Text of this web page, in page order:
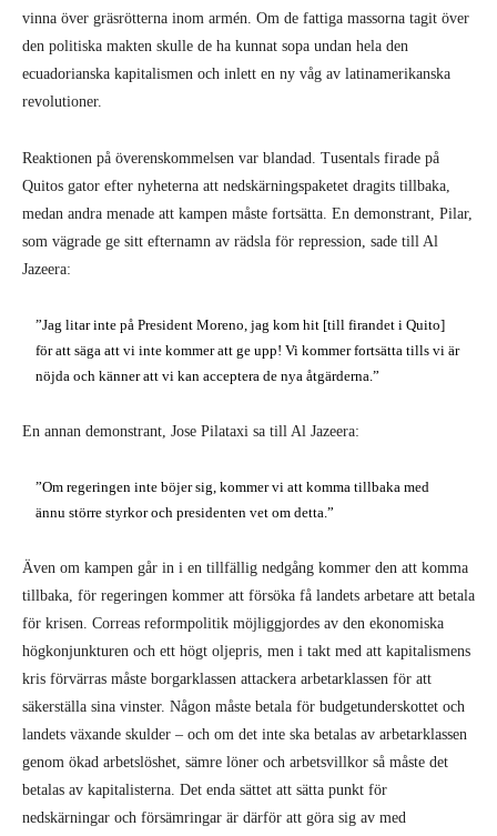
vinna över gräsrötterna inom armén. Om de fattiga massorna tagit över
den politiska makten skulle de ha kunnat sopa undan hela den
ecuadorianska kapi­talismen och inlett en ny våg av latiname­rikanska
revolutioner.
Reaktionen på överenskommelsen var blandad. Tusentals firade på
Quitos gator efter nyheterna att nedskärningspaketet dragits tillbaka,
medan andra menade att kampen måste fortsätta. En demonstrant, Pilar,
som vägrade ge sitt efternamn av rädsla för repression, sade till Al
Jazeera:
”Jag litar inte på President Moreno, jag kom hit [till firandet i Quito]
för att säga att vi inte kommer att ge upp! Vi kommer fortsätta tills vi är
nöjda och känner att vi kan acceptera de nya åtgärderna.”
En annan demonstrant, Jose Pilataxi sa till Al Jazeera:
”Om regeringen inte böjer sig, kom­mer vi att komma tillbaka med
ännu större styrkor och presidenten vet om detta.”
Även om kampen går in i en tillfällig ned­gång kommer den att komma
tillbaka, för regeringen kommer att försöka få landets arbetare att betala
för krisen. Correas reformpolitik möjliggjordes av den ekono­miska
högkonjunkturen och ett högt olje­pris, men i takt med att kapitalismens
kris förvärras måste borgarklassen attackera arbetarklassen för att
säkerställa sina vin­ster. Någon måste betala för budgetunder­skottet och
landets växande skulder – och om det inte ska betalas av arbetarklassen
genom ökad arbetslöshet, sämre löner och arbetsvillkor så måste det
betalas av kapi­talisterna. Det enda sättet att sätta punkt för
nedskärningar och försämringar är därför att göra sig av med